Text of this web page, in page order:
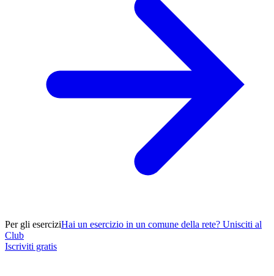
Per gli eserciziHai un esercizio in un comune della rete? Unisciti al
Club
Iscriviti gratis